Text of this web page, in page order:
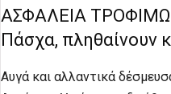
ΑΣΦΑΛΕΙΑ
Πάσχα, πληθαίνουν
Αυγά και αλλαντικά